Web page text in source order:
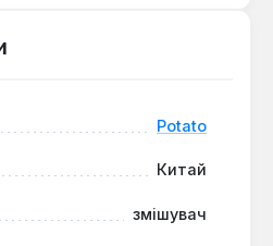
витрати без втрати
змішувача на мийку,
із силуміну з покриттям
Potato
Китай
змішувач